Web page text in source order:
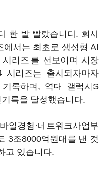
한 발 빨랐습니다. 회사
에서는 최초로 생성형 AI
리즈’를 선보이며 시장
시리즈는 출시되자마자
록하며, 역대 갤럭시S
록을 달성했습니다.
일경험·네트워크사업부
3조8000억원대를 낸 것
고 있습니다.